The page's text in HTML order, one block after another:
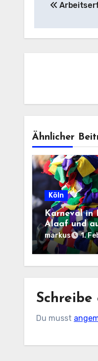
Ähnlicher
Köln
Karneval in
Alaaf und
Feiern
markus 1.
Du musst